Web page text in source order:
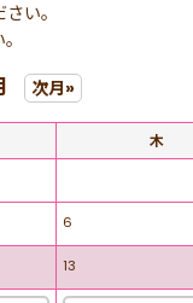
い。
次月»
木
6
13